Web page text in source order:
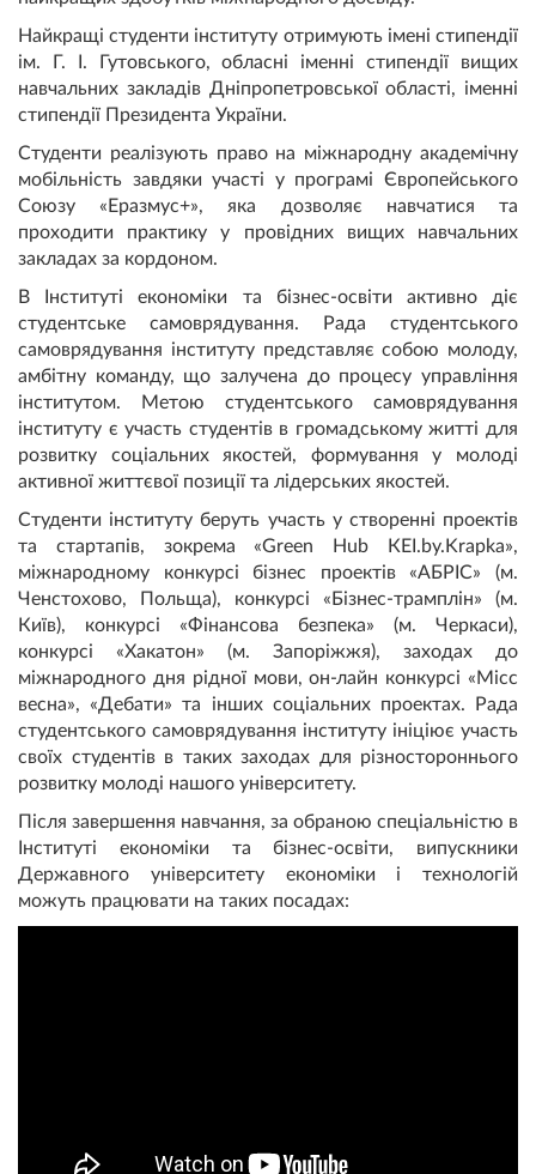
Найкращі студенти інституту отримують імені стипендії
ім. Г. І. Гутовського, обласні іменні стипендії вищих
навчальних закладів Дніпропетровської області, іменні
стипендії Президента України.
Студенти реалізують право на міжнародну академічну
мобільність завдяки участі у програмі Європейського
Союзу «Еразмус+», яка дозволяє навчатися та
проходити практику у провідних вищих навчальних
закладах за кордоном.
В Інституті економіки та бізнес-освіти активно діє
студентське самоврядування. Рада студентського
самоврядування інституту представляє собою молоду,
амбітну команду, що залучена до процесу управління
інститутом. Метою студентського самоврядування
інституту є участь студентів в громадському житті для
розвитку соціальних якостей, формування у молоді
активної життєвої позиції та лідерських якостей.
Студенти інституту беруть участь у створенні проектів
та стартапів, зокрема «Green Hub КЕІ.by.Krapka»,
міжнародному конкурсі бізнес проектів «АБРІС» (м.
Ченстохово, Польща), конкурсі «Бізнес-трамплін» (м.
Київ), конкурсі «Фінансова безпека» (м. Черкаси),
конкурсі «Хакатон» (м. Запоріжжя), заходах до
міжнародного дня рідної мови, он-лайн конкурсі «Місс
весна», «Дебати» та інших соціальних проектах. Рада
студентського самоврядування інституту ініціює участь
своїх студентів в таких заходах для різностороннього
розвитку молоді нашого університету.
Після завершення навчання, за обраною спеціальністю в
Інституті економіки та бізнес-освіти, випускники
Державного університету економіки і технологій
можуть працювати на таких посадах: